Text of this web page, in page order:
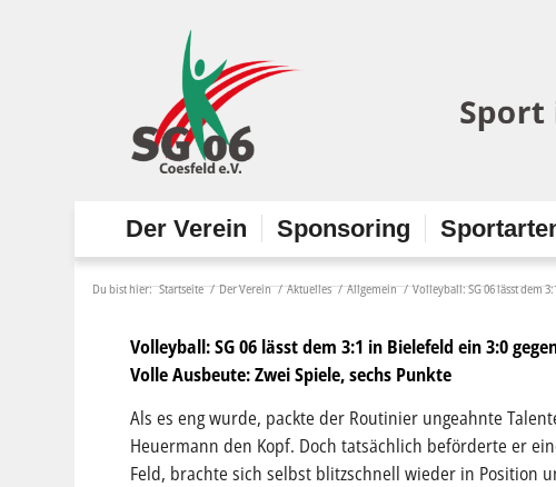
Der Verein Sponsoring
Du bist hier: Startseite / Der Verein / Aktuelles / Allgemein / Volleyball: SG 06 lässt dem
Volleyball: SG 06 lässt dem 3:1 in Bielefeld ein 3:0
Volle Ausbeute: Zwei Spiele, sechs Punkte
Als es eng wurde, packte der Routinier ungeahnte
Heuermann den Kopf. Doch tatsächlich beförderte er
Feld, brachte sich selbst blitzschnell wieder in Position